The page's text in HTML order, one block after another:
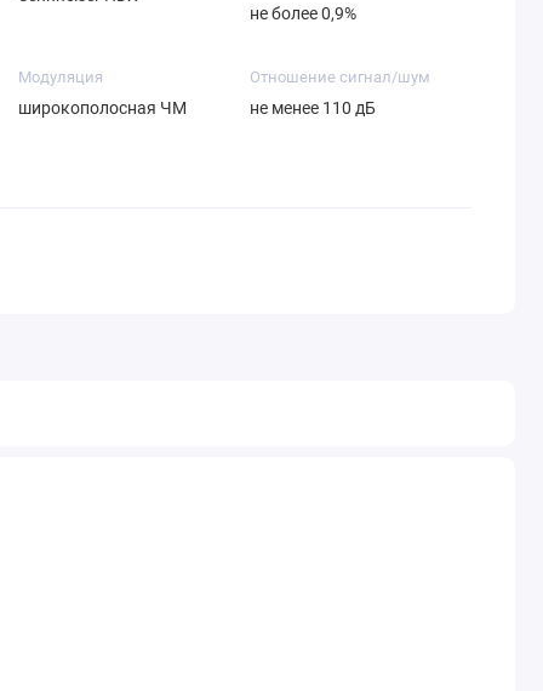
не более 0,9%
Модуляция
широкополосная ЧМ
Отношение сигнал/шум
не менее 110 дБ